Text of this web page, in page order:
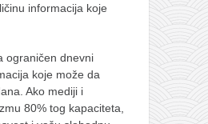
informacija koje
ograničen dnevni
koje može da
Ako mediji i
80% tog kapaciteta,